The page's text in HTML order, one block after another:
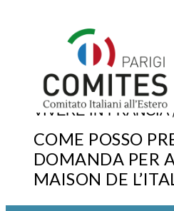
VIVERE IN FRANCIA/
COME POSSO
DOMANDA PER
MAISON DE